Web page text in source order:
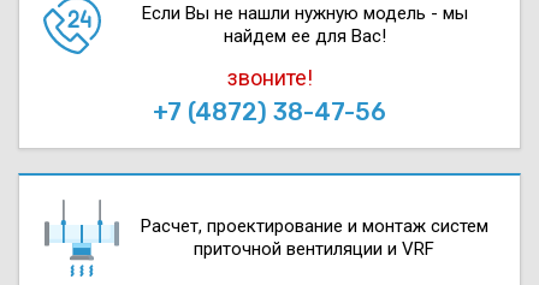
Если Вы не нашли нужную модель - мы
найдем ее для Вас!
звоните!
+7 (4872) 38-47-56
Расчет, проектирова­ние и монтаж систем
приточной вентиляции и VRF